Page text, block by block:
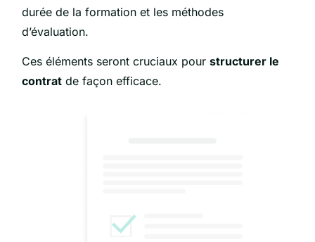
durée de la formation et les méthodes
d’évaluation.
Ces éléments seront cruciaux pourstructurer le
contrat de façon efficace.